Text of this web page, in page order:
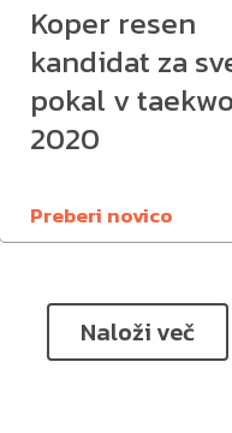
Koper resen
kandidat za
pokal v
2020
Preberi novico
Naloži več